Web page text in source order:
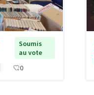
Soumis
au vote
0